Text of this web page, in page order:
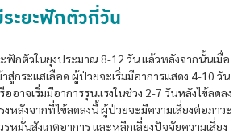
ะยะฟักตัวกี่วัน
ฟักตัวในยุงประมาณ 8-12 วัน เเล้วหลังจากนั้นเมื่อ
สู่กระแสเลือด ผู้ป่วยจะเริ่มมีอาการแสดง 4-10 วัน
อาจเริ่มมีอาการรุนเเรงในช่วง 2-7 วันหลังไข้ลดลง
งหลังจากที่ไข้ลดลงนี้ ผู้ป่วยจะมีความเสี่ยงต่อภาวะ
หมั่นสังเกตอาการ และหลีกเลี่ยงปัจจัยความเสี่ยง